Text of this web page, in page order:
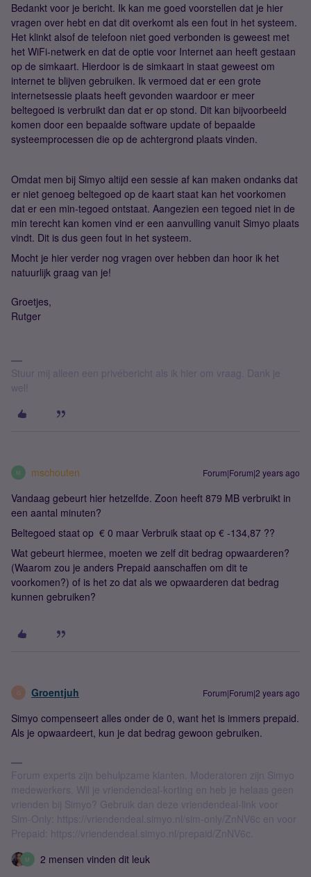
Bedankt voor je bericht. Ik kan me goed voorstellen dat je hier
vragen over hebt en dat dit overkomt als een fout in het systeem.
Het klinkt alsof de telefoon niet goed verbonden is geweest met
het WiFi-netwerk en dat de optie voor Internet aan heeft gestaan
op de simkaart. Hierdoor is de simkaart in staat geweest om
internet te blijven gebruiken. Ik vermoed dat er een grote
internetsessie plaats heeft gevonden waardoor er meer
beltegoed is verbruikt dan dat er op stond. Dit kan bijvoorbeeld
komen door een bepaalde software update of bepaalde
systeemprocessen die op de achtergrond plaats vinden.
Omdat men bij Simyo altijd een sessie af kan maken ondanks dat
er niet genoeg beltegoed op de kaart staat kan het voorkomen
dat er een min-tegoed ontstaat. Aangezien een tegoed niet in de
min terecht kan komen vind er een aanvulling vanuit Simyo plaats
vindt. Dit is dus geen fout in het systeem.
Mocht je hier verder nog vragen over hebben dan hoor ik het
natuurlijk graag van je!
Groetjes,
Rutger
Stuur mij alleen een privébericht als ik hier om vraag. Dank je
wel!
M mschouten Forum|Forum|2 years ago
Vandaag gebeurt hier hetzelfde. Zoon heeft 879 MB verbruikt in
een aantal minuten?
Beltegoed staat op € 0 maar Verbruik staat op € -134,87 ??
Wat gebeurt hiermee, moeten we zelf dit bedrag opwaarderen?
(Waarom zou je anders Prepaid aanschaffen om dit te
voorkomen?) of is het zo dat als we opwaarderen dat bedrag
kunnen gebruiken?
G Groentjuh Forum|Forum|2 years ago
Simyo compenseert alles onder de 0, want het is immers prepaid.
Als je opwaardeert, kun je dat bedrag gewoon gebruiken.
Forum experts zijn behulpzame klanten. Moderatoren zijn Simyo
medewerkers. Wil je vriendendeal-korting en heb je helaas geen
vrienden bij Simyo? Gebruik dan deze vriendendeal-link voor
Sim-Only: https://vriendendeal.simyo.nl/sim-only/ZnNV6c en voor
Prepaid: https://vriendendeal.simyo.nl/prepaid/ZnNV6c.
M 2 mensen vinden dit leuk